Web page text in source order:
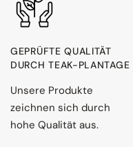
GEPRÜFTE QUALITÄT
DURCH TEAK-PLANTAGE
Unsere Produkte
zeichnen sich durch
hohe Qualität aus.